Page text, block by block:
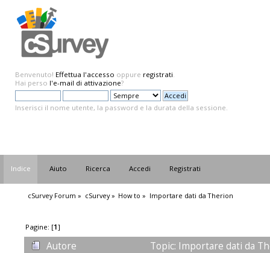
Benvenuto! Effettua l'accesso oppure registrati.
Hai perso l'e-mail di attivazione?
Inserisci il nome utente, la password e la durata della sessione.
Indice Aiuto Ricerca Accedi Registrati
cSurvey Forum » cSurvey» How to » Importare dati da Therion
Pagine: [1]
Autore
Topic: Importare dati da